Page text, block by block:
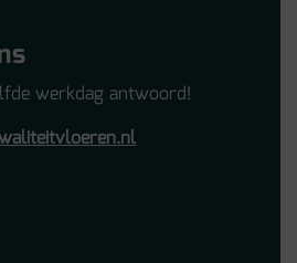
werkdag antwoord!